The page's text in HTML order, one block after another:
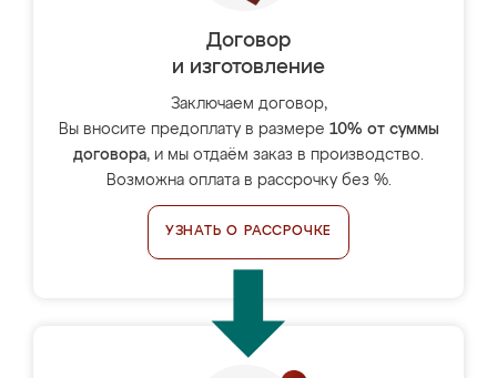
Договор
и изготовление
Заключаем договор,
Вы вносите предоплату в размере 10% от суммы
договора, и мы отдаём заказ в производство.
Возможна оплата в рассрочку без %.
УЗНАТЬ О РАССРОЧКЕ